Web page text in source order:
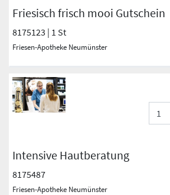
Friesisch frisch mooi Gutschein
8175123 | 1 St
Friesen-Apotheke Neumünster
Intensive Hautberatung
8175487
Friesen-Apotheke Neumünster